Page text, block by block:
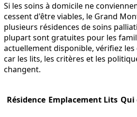
Si les soins à domicile ne
cessent d'être viables, le Grand
plusieurs résidences de soins
plupart sont gratuites pour les
actuellement disponible, vérifiez les
car les lits, les critères et les
changent.
Résidence Emplacement Lits Qui